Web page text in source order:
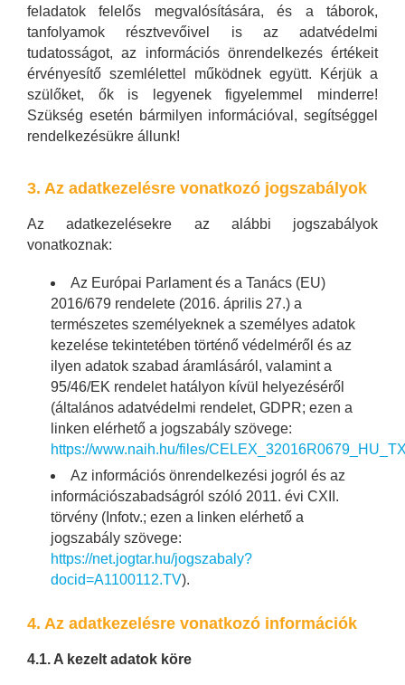
feladatok felelős megvalósítására, és a táborok,
tanfolyamok résztvevőivel is az adatvédelmi
tudatosságot, az információs önrendelkezés értékeit
érvényesítő szemlélettel működnek együtt. Kérjük a
szülőket, ők is legyenek figyelemmel minderre!
Szükség esetén bármilyen információval, segítséggel
rendelkezésükre állunk!
3. Az adatkezelésre vonatkozó jogszabályok
Az adatkezelésekre az alábbi jogszabályok
vonatkoznak:
Az Európai Parlament és a Tanács (EU)
2016/679 rendelete (2016. április 27.) a
természetes személyeknek a személyes adatok
kezelése tekintetében történő védelméről és az
ilyen adatok szabad áramlásáról, valamint a
95/46/EK rendelet hatályon kívül helyezéséről
(általános adatvédelmi rendelet, GDPR; ezen a
linken elérhető a jogszabály szövege:
https://www.naih.hu/files/
Az információs önrendelkezési jogról és az
információszabadságról szóló 2011. évi CXII.
törvény (Infotv.; ezen a linken elérhető a
jogszabály szövege:
https://net.jogtar.hu/jogszabaly?
docid=A1100112.TV).
4. Az adatkezelésre vonatkozó információk
4.1. A kezelt adatok köre